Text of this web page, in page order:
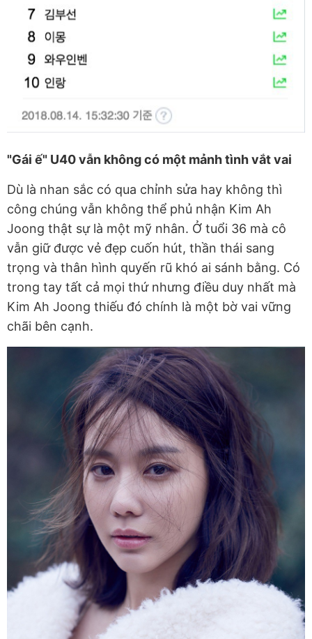
"Gái ế" U40 vẫn không có một mảnh tình vắt vai
Dù là nhan sắc có qua chỉnh sửa hay không thì
công chúng vẫn không thể phủ nhận Kim Ah
Joong thật sự là một mỹ nhân. Ở tuổi 36 mà cô
vẫn giữ được vẻ đẹp cuốn hút, thần thái sang
trọng và thân hình quyến rũ khó ai sánh bằng. Có
trong tay tất cả mọi thứ nhưng điều duy nhất mà
Kim Ah Joong thiếu đó chính là một bờ vai vững
chãi bên cạnh.